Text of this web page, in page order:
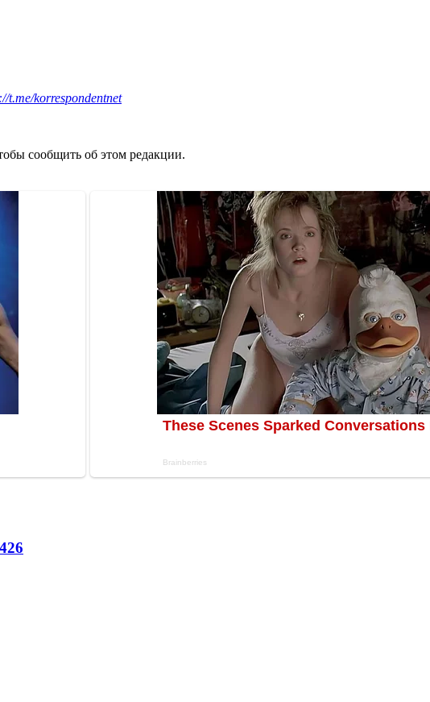
t.me/korrespondentnet
сообщить об этом редакции.